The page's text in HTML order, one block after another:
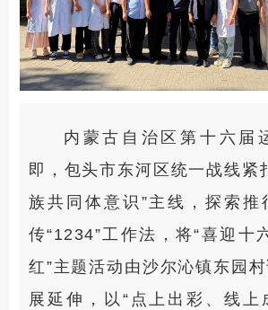
内蒙古自治区第十六届
即，包头市东河区统一战线紧
族共同体意识”主线，探索推
传“1234”工作法，将“喜迎十
红”主题活动由沙尔沁镇东园
展延伸，以“点上出彩、线上